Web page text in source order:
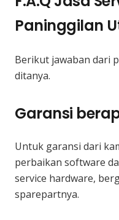
Paninggilan
Berikut jawaban dari
ditanya.
Garansi
Untuk garansi dari
perbaikan software
service hardware,
sparepartnya.